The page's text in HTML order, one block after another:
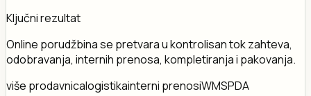
Ključni rezultat
Online porudžbina se pretvara u kontrolisan tok zahteva,
odobravanja, internih prenosa, kompletiranja i pakovanja.
više prodavnicalogistikainterni prenosiWMSPDA